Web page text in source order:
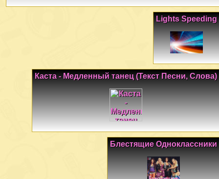
Lights Speeding
Каста - Медленный танец (Текст Песни, Слова)
Блестящие Одноклассники